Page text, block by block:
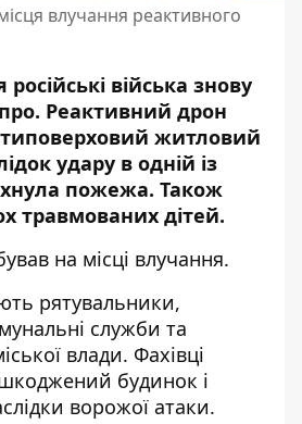
влучання реактивного
війська знову
Реактивний дрон
житловий
удару в одній із
пожежа. Також
травмованих дітей.
на місці влучання.
рятувальники,
служби та
влади. Фахівці
будинок і
ворожої атаки.